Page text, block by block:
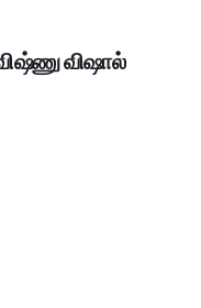
விஷால்